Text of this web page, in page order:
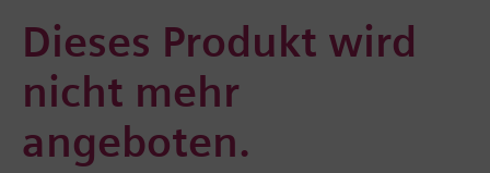
Dieses Produkt wird
nicht mehr
angeboten.